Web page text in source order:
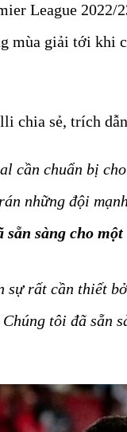
League 2022/
mùa giải tới khi
chia sẻ, trích
cần chuẩn bị
những đội
sẵn sàng cho
sự rất cần thiết
tôi đã sẵn